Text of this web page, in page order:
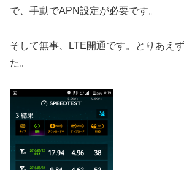
で、手動でAPN設定が必要です。
そして無事、LTE開通です。とりあえ
た。